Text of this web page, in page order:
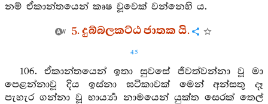
නම් ඒකාන්තයෙන් කෘෂ වූවෙක් වන්නෙහි ය.
5. දුබ්බලකට්ඨ ජාතක යි.
45
106. ඒකාන්තයෙන් ඉතා සුවසේ ජීවත්වන්නා වූ මා
පෙළන්නාවූ දිය ඉස්නා ඝටිකාවක් මෙන් අන්සතු දෑ
පැහැර ගන්නා වූ භාර්‍ය්‍යා නාමයෙන් යුක්ත සෙරක් තෙල්